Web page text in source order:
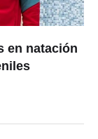
en natación